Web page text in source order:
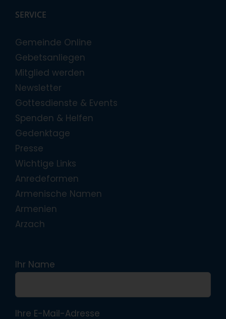
SERVICE
Gemeinde Online
Gebetsanliegen
Mitglied werden
Newsletter
Gottesdienste & Events
Spenden & Helfen
Gedenktage
Presse
Wichtige Links
Anredeformen
Armenische Namen
Armenien
Arzach
Ihr Name
Ihre E-Mail-Adresse